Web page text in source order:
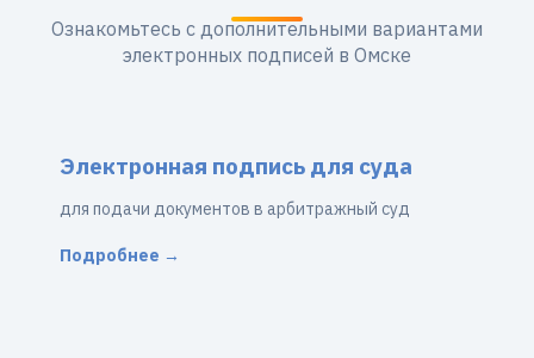
Ознакомьтесь с дополнительными вариантами
электронных подписей в Омске
Электронная подпись для суда
для подачи документов в арбитражный суд
Подробнее →